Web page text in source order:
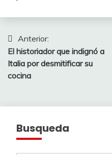
Navegación
de
entradas
Anterior:
El historiador que indignó a
Italia por desmitificar su
cocina
Busqueda